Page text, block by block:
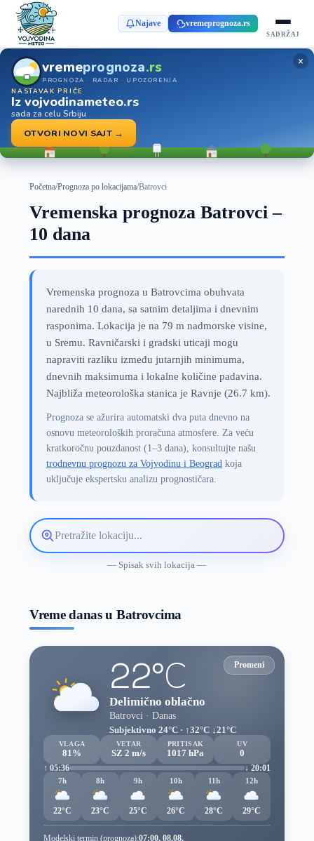
Najave vremeprognoza.rs
SADRŽAJ
vremeprognoza.rs
PROGNOZA · RADAR · UPOZORENJA
NASTAVAK PRIČE
Iz vojvodinameteo.rs
sada za celu Srbiju
OTVORI NOVI SAJT →
×
Početna/Prognoza po lokacijama/Batrovci
Vremenska prognoza Batrovci –
10 dana
Vremenska prognoza u Batrovcima obuhvata
narednih 10 dana, sa satnim detaljima i dnevnim
rasponima. Lokacija je na 79 m nadmorske visine,
u Sremu. Ravničarski i gradski uticaji mogu
napraviti razliku između jutarnjih minimuma,
dnevnih maksimuma i lokalne količine padavina.
Najbliža meteorološka stanica je Ravnje (26.7 km).
Prognoza se ažurira automatski dva puta dnevno na
osnovu meteoroloških proračuna atmosfere. Za veću
kratkoročnu pouzdanost (1–3 dana), konsultujte našu
trodnevnu prognozu za Vojvodinu i Beogradkoja
uključuje ekspertsku analizu prognostičara.
Pretražite
lokaciju
— Spisak svih lokacija —
Vreme danas u Batrovcima
Promeni
22°C
Delimično oblačno
Batrovci · Danas
Subjektivno 24°C · ↑32°C ↓21°C
VLAGA
81%
VETAR
SZ 2 m/s
PRITISAK
1017 hPa
UV
0
↑ 05:36
↓ 20:01
7h
22°C
8h
23°C
9h
25°C
10h
26°C
11h
28°C
12h
29°C
Modelski termin (prognoza):07:00, 08.08.